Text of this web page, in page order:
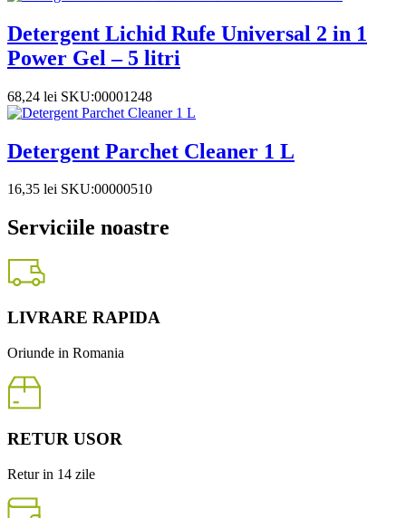
Detergent Lichid Rufe Universal 2 in 1
Power Gel – 5 litri
68,24 lei SKU:00001248
Detergent Parchet Cleaner 1 L
16,35 lei SKU:00000510
Serviciile noastre
LIVRARE RAPIDA
Oriunde in Romania
RETUR USOR
Retur in 14 zile